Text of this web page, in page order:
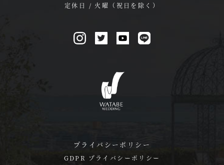
定休日 / 火曜（祝日を除く）
プライバシーポリシー
GDPR プライバシーポリシー